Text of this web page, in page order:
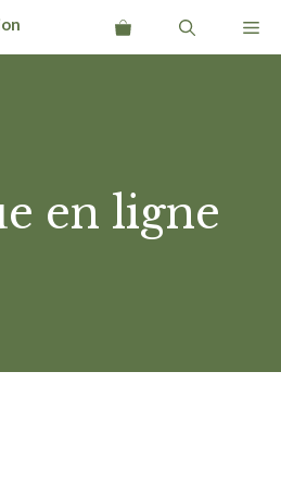
en ligne